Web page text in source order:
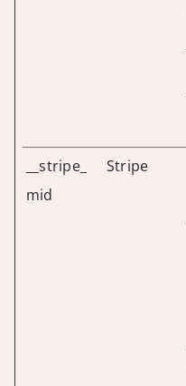
__stripe_
mid
Stripe